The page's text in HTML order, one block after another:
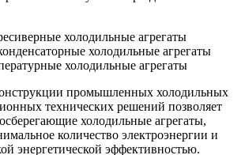
холодильные агрегаты
холодильные агрегаты
холодильные агрегаты
промышленных холодильных
технических решений позволяет
холодильные агрегаты,
количество электроэнергии и
энергетической эффективностью.